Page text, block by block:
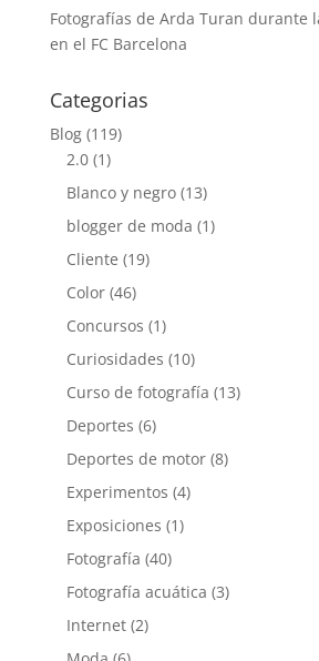
Fotografías de Arda Turan durante
en el FC Barcelona
Categorias
Blog(119)
2.0(1)
Blanco y negro(13)
blogger de moda (1)
Cliente (19)
Color(46)
Concursos (1)
Curiosidades (10)
Curso de fotografía (13)
Deportes (6)
Deportes de motor(8)
Experimentos (4)
Exposiciones (1)
Fotografía (40)
Fotografía acuática (3)
Internet(2)